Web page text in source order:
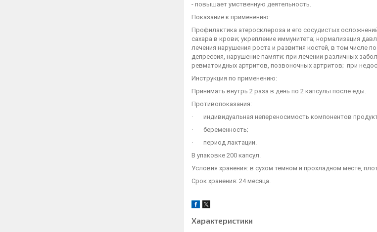
- повышает умственную деятельность.
Показание к применению:
Профилактика атеросклероза и его сосудистых
сахара в крови; укрепление иммунитета; нормализация
лечения нарушения роста и развития костей, в том числе
депрессия, нарушение памяти; при лечении различных
ревматоидных артритов, позвоночных артритов; при
Инструкция по применению:
Принимать внутрь 2 раза в день по 2 капсулы после еды.
Противопоказания:
· индивидуальная непереносимость компонентов
· беременность;
· период лактации.
В упаковке 200 капсул.
Условия хранения: в сухом темном и прохладном месте,
Срок хранения: 24 месяца.
Характеристики